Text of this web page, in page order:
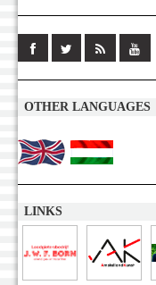
OTHER LANGUAGES
LINKS